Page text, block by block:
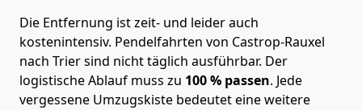
Die Entfernung ist zeit- und leider auch
kostenintensiv. Pendelfahrten von Castrop-Rauxel
nach Trier sind nicht täglich ausführbar. Der
logistische Ablauf muss zu 100 % passen. Jede
vergessene Umzugskiste bedeutet eine weitere